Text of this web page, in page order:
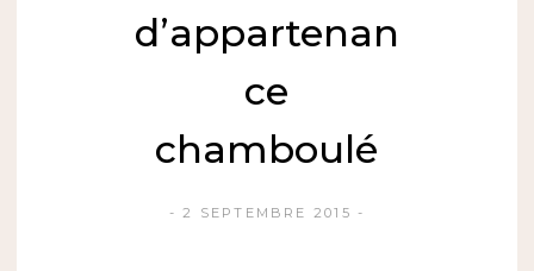
d’appartenan
ce
chamboulé
2 SEPTEMBRE 2015